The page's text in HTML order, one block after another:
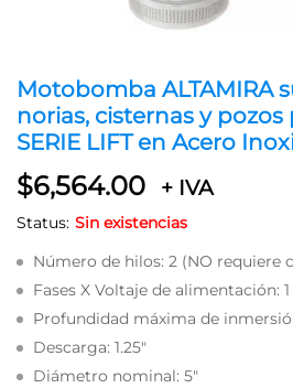
Motobomba ALTAMIRA
norias, cisternas y
SERIE LIFT en Acero
$6,564.00 + IVA
Status: Sin existencias
Número de hilos: 2 (NO requiere
Fases X Voltaje de alimentación:
Profundidad máxima de
Descarga: 1.25″
Diámetro nominal: 5″